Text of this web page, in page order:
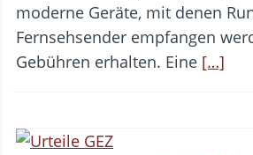
moderne Geräte, mit denen
Fernsehsender empfangen
Gebühren erhalten. Eine […]